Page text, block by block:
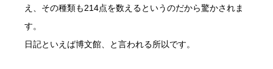
え、その種類も214点を数えるというのだから驚かされま
す。
日記といえば博文館、と言われる所以です。